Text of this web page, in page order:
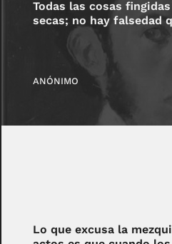
Todas las cosas
secas; no hay falsedad
ANÓNIMO
Lo que excusa la